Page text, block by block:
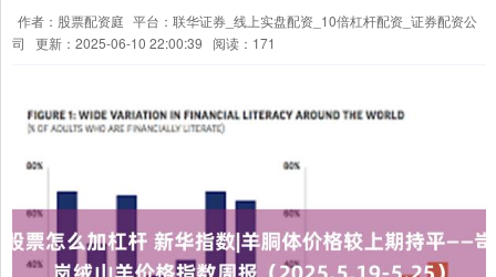
作者：股票配资庭 平台：联华证券_线上实盘配资_10倍杠杆配资_证券配资公
司
更新：2025-06-10 22:00:39 阅读：171